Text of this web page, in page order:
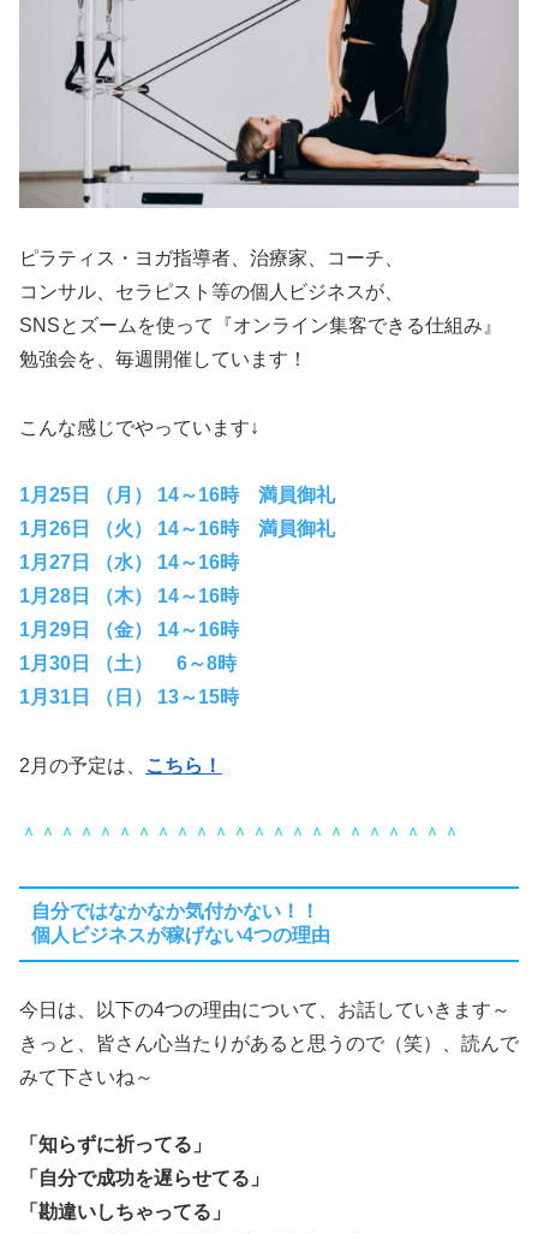
ピラティス・ヨガ指導者、治療家、コーチ、
コンサル、セラピスト等の個人ビジネスが、
SNSとズームを使って『オンライン集客できる仕組み』
勉強会を、毎週開催しています！
こんな感じでやっています↓
1月25日 （月） 14～16時 満員御礼
1月26日 （火） 14～16時 満員御礼
1月27日 （水） 14～16時
1月28日 （木） 14～16時
1月29日 （金） 14～16時
1月30日 （土） 6～8時
1月31日 （日） 13～15時
2月の予定は、 こちら！
＾＾＾＾＾＾＾＾＾＾＾＾＾＾＾＾＾＾＾＾＾＾＾
自分ではなかなか気付かない！！
個人ビジネスが稼げない4つの理由
今日は、以下の4つの理由について、お話していきます～
きっと、皆さん心当たりがあると思うので（笑）、読んで
みて下さいね～
「知らずに祈ってる」
「自分で成功を遅らせてる」
「勘違いしちゃってる」